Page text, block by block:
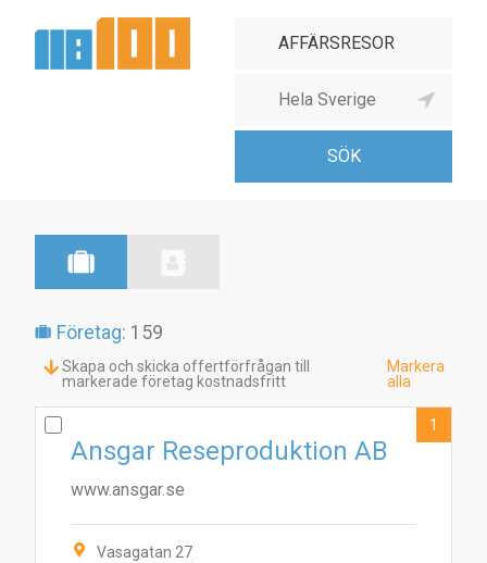
Företag: 159
Skapa och skicka offertförfrågan till
markerade företag kostnadsfritt
Markera
alla
Ansgar Reseproduktion AB
www.ansgar.se
Vasagatan 27
1